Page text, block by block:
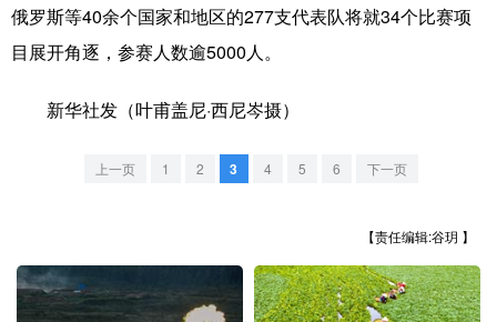
地方频道
北京 天津
湖南
广东 广西 海南 重庆
俄罗斯等40余个国家和地区的277支代表队将就34个比赛项
目展开角逐，参赛人数逾5000人。
新华社发（叶甫盖尼·西尼岑摄）
上一页 1 2 3 4 5 6 下一页
【责任编辑:谷玥 】